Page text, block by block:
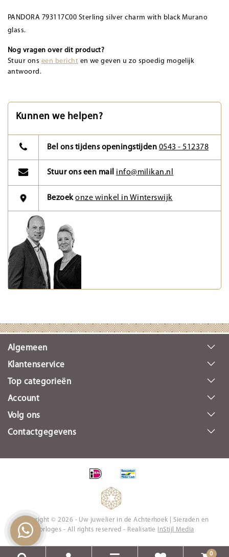
PANDORA 793117C00 Sterling silver charm with black Murano
glass.
Nog vragen over dit product?
Stuur ons een bericht en we geven u zo spoedig mogelijk
antwoord.
Kunnen we helpen?
Bel ons tijdens openingstijden 0543 - 512378
Stuur ons een mail info@milikan.nl
Bezoekonze winkel in Winterswijk
Algemeen
Klantenservice
Top categorieën
Account
Volg ons
Contactgegevens
Copyright © 2026 - Uw juwelier in de Achterhoek | Sieraden en
Horloges - All rights reserved - Realisatie
InStijl Media
0